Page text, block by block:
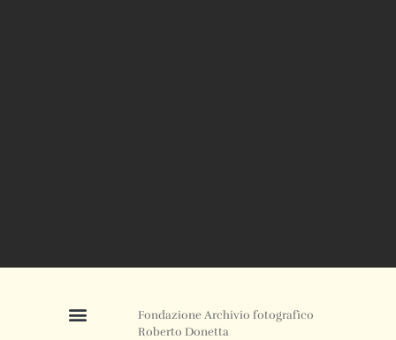
Fondazione Archivio fotografico
Roberto Donetta